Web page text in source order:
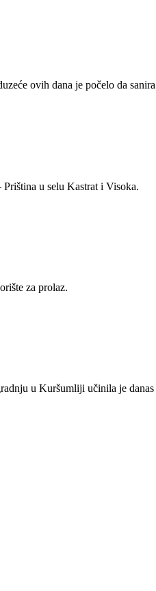
ovih dana je počelo da
u selu Kastrat i Visoka.
za prolaz.
u Kuršumliji učinila je